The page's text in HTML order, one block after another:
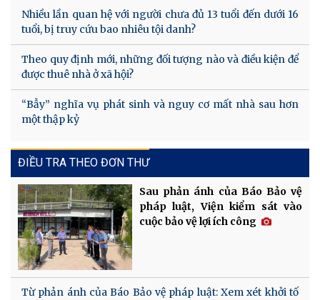
Nhiều lần quan hệ với người chưa đủ 13 tuổi đến dưới 16
tuổi, bị truy cứu bao nhiêu tội danh?
Theo quy định mới, những đối tượng nào và điều kiện để
được thuê nhà ở xã hội?
“Bẫy” nghĩa vụ phát sinh và nguy cơ mất nhà sau hơn
một thập kỷ
ĐIỀU TRA THEO ĐƠN THƯ
Sau phản ánh của Báo Bảo vệ
pháp luật, Viện kiểm sát vào
cuộc bảo vệ lợi ích công
Từ phản ánh của Báo Bảo vệ pháp luật: Xem xét khởi tố